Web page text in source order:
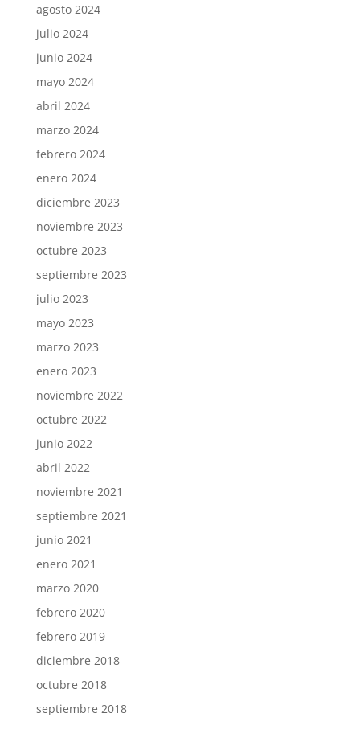
agosto 2024
julio 2024
junio 2024
mayo 2024
abril 2024
marzo 2024
febrero 2024
enero 2024
diciembre 2023
noviembre 2023
octubre 2023
septiembre 2023
julio 2023
mayo 2023
marzo 2023
enero 2023
noviembre 2022
octubre 2022
junio 2022
abril 2022
noviembre 2021
septiembre 2021
junio 2021
enero 2021
marzo 2020
febrero 2020
febrero 2019
diciembre 2018
octubre 2018
septiembre 2018